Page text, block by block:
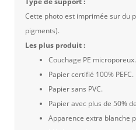
Cette photo est imprimée sur du
pigments).
Les plus produit :
Couchage PE microporeux.
Papier certifié 100% PEFC.
Papier sans PVC.
Papier avec plus de 50%
Apparence extra blanche